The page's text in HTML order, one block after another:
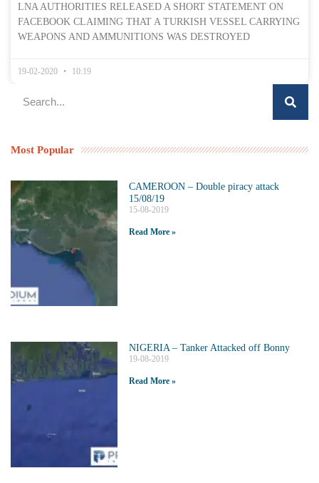
LNA AUTHORITIES RELEASED A SHORT STATEMENT ON
FACEBOOK CLAIMING THAT A TURKISH VESSEL CARRYING
WEAPONS AND AMMUNITIONS WAS DESTROYED
19-02-2020 10:19
Most Popular
CAMEROON – Double piracy attack
15/08/19
15-08-2019
Read More »
NIGERIA – Tanker Attacked off Bonny
19-08-2019
Read More »